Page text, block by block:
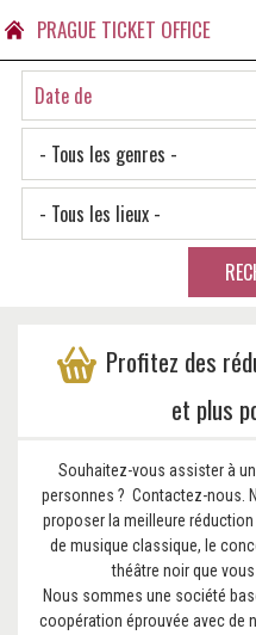
PRAGUE TICKET OFFICE
Profitez des
et plus
Souhaitez-vous assister à
personnes ? Contactez-nous.
proposer la meilleure
de musique classique, le
théâtre noir que
Nous sommes une société
coopération éprouvée avec de